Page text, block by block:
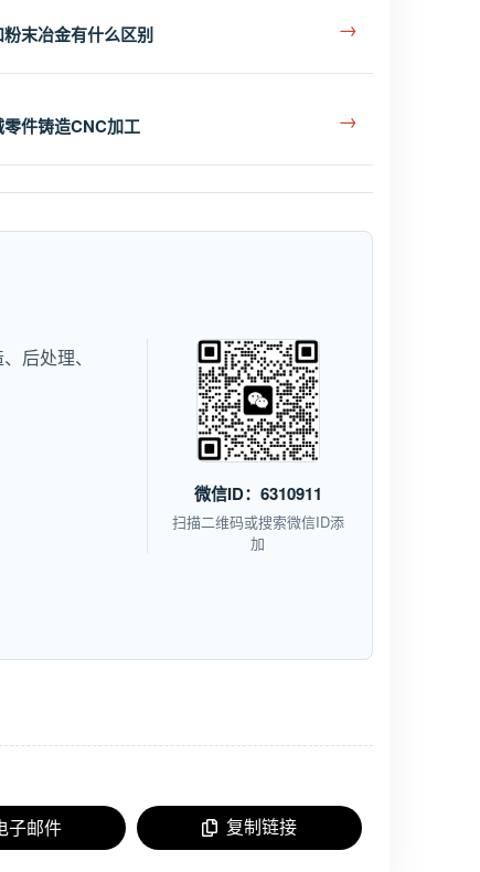
末冶金有什么区别 →
件铸造CNC加工 →
后处理、
微信ID：6310911
扫描二维码或搜索微信ID添
加
子邮件 复制链接